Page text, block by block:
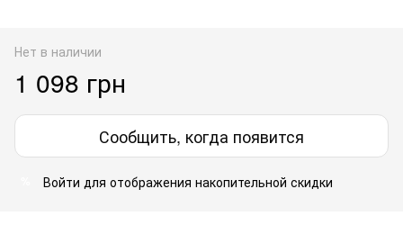
Нет в наличии
1 098 грн
Сообщить, когда появится
Войти для отображения накопительной скидки